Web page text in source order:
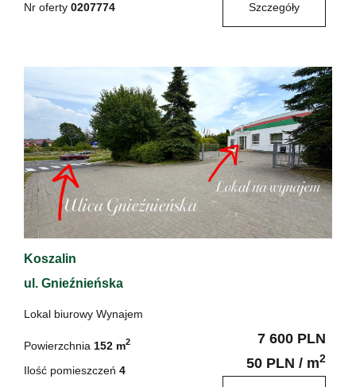
Nr oferty 0207774 Szczegóły
Koszalin
ul. Gnieźnieńska
Lokal biurowy Wynajem
Powierzchnia 152 m2
Ilość pomieszczeń 4
7 600 PLN
50 PLN / m2